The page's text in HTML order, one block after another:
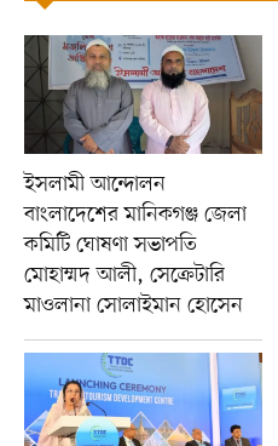
ইসলামী আন্দোলন
বাংলাদেশের মানিকগঞ্জ জেলা
কমিটি ঘোষণা সভাপতি
মোহাম্মদ আলী, সেক্রেটারি
মাওলানা সোলাইমান হোসেন